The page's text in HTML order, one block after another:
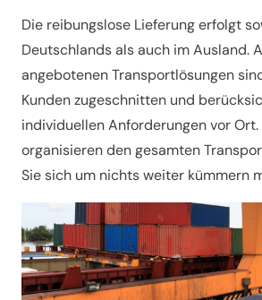
Die reibungslose Lieferung erfolgt
Deutschlands als auch im Ausland.
angebotenen Transportlösungen
Kunden zugeschnitten und
individuellen Anforderungen vor
organisieren den gesamten
Sie sich um nichts weiter kümmern